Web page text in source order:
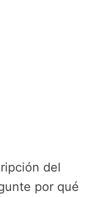
del
por qué